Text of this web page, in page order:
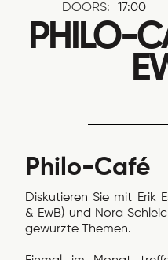
DOORS:
17:00
PHILO-
Philo-Café
Diskutieren Sie mit Erik
& EwB) und Nora
gewürzte Themen.